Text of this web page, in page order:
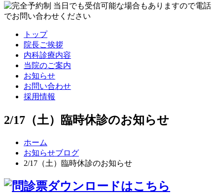
トップ
院長ご挨拶
内科診療内容
当院のご案内
お知らせ
お問い合わせ
採用情報
2/17（土）臨時休診のお知らせ
ホーム
お知らせブログ
2/17（土）臨時休診のお知らせ